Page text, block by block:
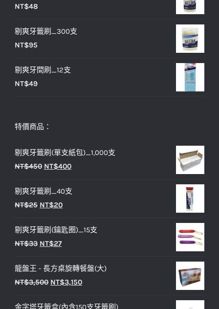
NT$48
剔爽牙籤刷_300支
NT$95
剔爽牙間刷_12支
NT$49
特價商品：
剔爽牙籤刷(單支紙包)_1,000支
NT$450 原
價
格：
NT$400目
價
剔爽牙籤刷_40支
NT$25 原
價
格：
NT$20目
價
剔爽牙籤刷(鑰匙圈)_15支
NT$33 原
價
格：
NT$27目
價
格：
龍盤王 - 長方桌旋轉餐盤(大)
NT$3,500 原
NT$3,150目
金字塔牙籤盒(內含150支牙籤刷)